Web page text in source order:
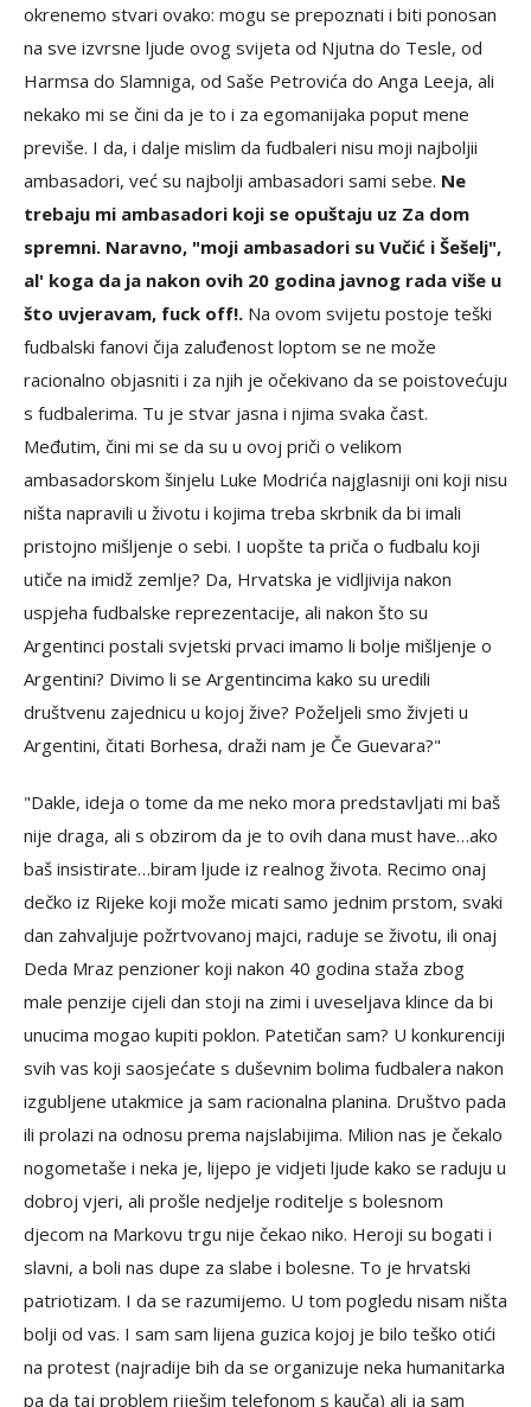
okrenemo stvari ovako: mogu se prepoznati i biti ponosan
na sve izvrsne ljude ovog svijeta od Njutna do Tesle, od
Harmsa do Slamniga, od Saše Petrovića do Anga Leeja, ali
nekako mi se čini da je to i za egomanijaka poput mene
previše. I da, i dalje mislim da fudbaleri nisu moji najboljii
ambasadori, već su najbolji ambasadori sami sebe. Ne
trebaju mi ambasadori koji se opuštaju uz Za dom
spremni. Naravno, "moji ambasadori su Vučić i Šešelj",
al' koga da ja nakon ovih 20 godina javnog rada više u
što uvjeravam, fuck off!. Na ovom svijetu postoje teški
fudbalski fanovi čija zaluđenost loptom se ne može
racionalno objasniti i za njih je očekivano da se poistovećuju
s fudbalerima. Tu je stvar jasna i njima svaka čast.
Međutim, čini mi se da su u ovoj priči o velikom
ambasadorskom šinjelu Luke Modrića najglasniji oni koji nisu
ništa napravili u životu i kojima treba skrbnik da bi imali
pristojno mišljenje o sebi. I uopšte ta priča o fudbalu koji
utiče na imidž zemlje? Da, Hrvatska je vidljivija nakon
uspjeha fudbalske reprezentacije, ali nakon što su
Argentinci postali svjetski prvaci imamo li bolje mišljenje o
Argentini? Divimo li se Argentincima kako su uredili
društvenu zajednicu u kojoj žive? Poželjeli smo živjeti u
Argentini, čitati Borhesa, draži nam je Če Guevara?"
"Dakle, ideja o tome da me neko mora predstavljati mi baš
nije draga, ali s obzirom da je to ovih dana must have…ako
baš insistirate…biram ljude iz realnog života. Recimo onaj
dečko iz Rijeke koji može micati samo jednim prstom, svaki
dan zahvaljuje požrtvovanoj majci, raduje se životu, ili onaj
Deda Mraz penzioner koji nakon 40 godina staža zbog
male penzije cijeli dan stoji na zimi i uveseljava klince da bi
unucima mogao kupiti poklon. Patetičan sam? U konkurenciji
svih vas koji saosjećate s duševnim bolima fudbalera nakon
izgubljene utakmice ja sam racionalna planina. Društvo pada
ili prolazi na odnosu prema najslabijima. Milion nas je čekalo
nogometaše i neka je, lijepo je vidjeti ljude kako se raduju u
dobroj vjeri, ali prošle nedjelje roditelje s bolesnom
djecom na Markovu trgu nije čekao niko. Heroji su bogati i
slavni, a boli nas dupe za slabe i bolesne. To je hrvatski
patriotizam. I da se razumijemo. U tom pogledu nisam ništa
bolji od vas. I sam sam lijena guzica kojoj je bilo teško otići
na protest (najradije bih da se organizuje neka humanitarka
pa da taj problem riješim telefonom s kauča) ali ja sam